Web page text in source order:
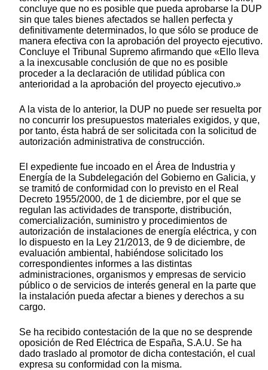
concluye que no es posible que pueda aprobarse la DUP
sin que tales bienes afectados se hallen perfecta y
definitivamente determinados, lo que sólo se produce de
manera efectiva con la aprobación del proyecto ejecutivo.
Concluye el Tribunal Supremo afirmando que «Ello lleva
a la inexcusable conclusión de que no es posible
proceder a la declaración de utilidad pública con
anterioridad a la aprobación del proyecto ejecutivo.»
A la vista de lo anterior, la DUP no puede ser resuelta por
no concurrir los presupuestos materiales exigidos, y que,
por tanto, ésta habrá de ser solicitada con la solicitud de
autorización administrativa de construcción.
El expediente fue incoado en el Área de Industria y
Energía de la Subdelegación del Gobierno en Galicia, y
se tramitó de conformidad con lo previsto en el Real
Decreto 1955/2000, de 1 de diciembre, por el que se
regulan las actividades de transporte, distribución,
comercialización, suministro y procedimientos de
autorización de instalaciones de energía eléctrica, y con
lo dispuesto en la Ley 21/2013, de 9 de diciembre, de
evaluación ambiental, habiéndose solicitado los
correspondientes informes a las distintas
administraciones, organismos y empresas de servicio
público o de servicios de interés general en la parte que
la instalación pueda afectar a bienes y derechos a su
cargo.
Se ha recibido contestación de la que no se desprende
oposición de Red Eléctrica de España, S.A.U. Se ha
dado traslado al promotor de dicha contestación, el cual
expresa su conformidad con la misma.